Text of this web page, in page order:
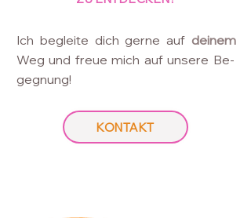
Ich begleite dich gerne auf deinem
Weg und freue mich auf unsere Be-
gegnung!
KONTAKT